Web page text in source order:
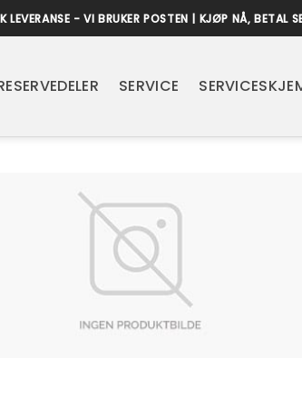
LEVERANSE - VI BRUKER POSTEN | KJØP NÅ, BETAL
SERVICE